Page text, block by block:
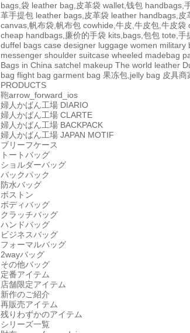
bags,袋 leather bag,皮革袋 wallet,钱包 handbags,
革手提包 leather bags,皮革袋 leather handbags,皮
canvas,帆布袋,帆布包 cowhide,牛皮,牛皮包,牛皮袋
cheap handbags,廉价的手袋 kits,bags,包包 tote,手
duffel bags case designer luggage women military
messenger shoulder suitcase wheeled madebag
Bags in China satchel makeup The world leather
bag flight bag garment bag 果冻包,jelly bag 皮具商
PRODUCTS
鞄arrow_forward_ios
婦人かばん工場 DIARIO
婦人かばん工場 CLARTE
婦人かばん工場 BACKPACK
婦人かばん工場 JAPAN MOTIF
ブリーフケース
トートバッグ
ショルダーバッグ
バックパック
防水バッグ
ボストン
ボディバッグ
クラッチバッグ
ハンドバッグ
ビジネスバッグ
フォーマルバッグ
2wayバッグ
その他バッグ
定番アイテム
店舗限定アイテム
新作のご紹介
再販売アイテム
残りわずかのアイテム
シリーズ一覧